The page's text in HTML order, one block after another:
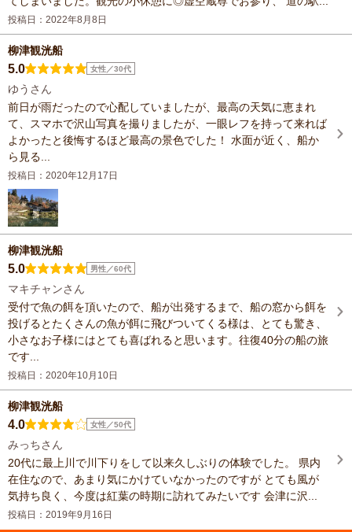
投稿日：2022年8月8日
柳津観洸船
5.0 女性／30代
ゆうさん
前日が雨だったので心配していましたが、最高の天気に恵まれ
て、スマホで沢山写真を撮りましたが、一眼レフを持って来れば
よかったと後悔するほど最高の景色でした！ 水面が近く、船か
ら見る...
投稿日：2020年12月17日
柳津観洸船
5.0 男性／60代
マキチャンさん
受付で魚の餌を頂いたので、船が出発するまで、船の窓から餌を
投げるとたくさんの魚が餌に飛びついてくる様は、とても驚き、
小さなお子様にはとても喜ばれると思います。往復40分の船の旅
です...
投稿日：2020年10月10日
柳津観洸船
4.0 女性／50代
みっちさん
20代に最上川で川下りをして以来久しぶりの体験でした。 県内
在住なので、あまり気にかけていなかったのですが とても風が
気持ち良く、今度は紅葉の時期に訪れてみたいです 会津に沢...
投稿日：2019年9月16日